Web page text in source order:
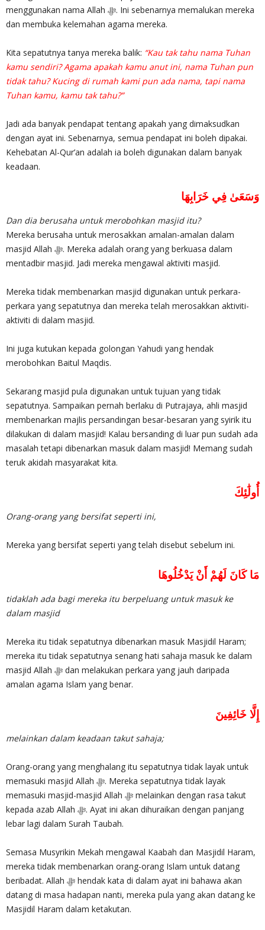
menggunakan nama Allah ‎ﷻ. Ini sebenarnya memalukan mereka
dan membuka kelemahan agama mereka.
Kita sepatutnya tanya mereka balik: “Kau tak tahu nama Tuhan
kamu sendiri? Agama apakah kamu anut ini, nama Tuhan pun
tidak tahu? Kucing di rumah kami pun ada nama, tapi nama
Tuhan kamu, kamu tak tahu?”
Jadi ada banyak pendapat tentang apakah yang dimaksudkan
dengan ayat ini. Sebenarnya, semua pendapat ini boleh dipakai.
Kehebatan Al-Qur’an adalah ia boleh digunakan dalam banyak
keadaan.
وَسَعَىٰ فِي خَرَابِهَا
Dan dia berusaha untuk merobohkan masjid itu?
Mereka berusaha untuk merosakkan amalan-amalan dalam
masjid Allah ‎ﷻ. Mereka adalah orang yang berkuasa dalam
mentadbir masjid. Jadi mereka mengawal aktiviti masjid.
Mereka tidak membenarkan masjid digunakan untuk perkara-
perkara yang sepatutnya dan mereka telah merosakkan aktiviti-
aktiviti di dalam masjid.
Ini juga kutukan kepada golongan Yahudi yang hendak
merobohkan Baitul Maqdis.
Sekarang masjid pula digunakan untuk tujuan yang tidak
sepatutnya. Sampaikan pernah berlaku di Putrajaya, ahli masjid
membenarkan majlis persandingan besar-besaran yang syirik itu
dilakukan di dalam masjid! Kalau bersanding di luar pun sudah ada
masalah tetapi dibenarkan masuk dalam masjid! Memang sudah
teruk akidah masyarakat kita.
أُولَٰئِكَ
Orang-orang yang bersifat seperti ini,
Mereka yang bersifat seperti yang telah disebut sebelum ini.
مَا كَانَ لَهُمْ أَنْ يَدْخُلُوهَا
tidaklah ada bagi mereka itu berpeluang untuk masuk ke
dalam masjid
Mereka itu tidak sepatutnya dibenarkan masuk Masjidil Haram;
mereka itu tidak sepatutnya senang hati sahaja masuk ke dalam
masjid Allah ‎ﷻ dan melakukan perkara yang jauh daripada
amalan agama Islam yang benar.
إِلَّا خَائِفِينَ
melainkan dalam keadaan takut sahaja;
Orang-orang yang menghalang itu sepatutnya tidak layak untuk
memasuki masjid Allah ‎ﷻ. Mereka sepatutnya tidak layak
memasuki masjid-masjid Allah ‎ﷻ melainkan dengan rasa takut
kepada azab Allah ‎ﷻ. Ayat ini akan dihuraikan dengan panjang
lebar lagi dalam Surah Taubah.
Semasa Musyrikin Mekah mengawal Kaabah dan Masjidil Haram,
mereka tidak membenarkan orang-orang Islam untuk datang
beribadat. Allah ‎ﷻ hendak kata di dalam ayat ini bahawa akan
datang di masa hadapan nanti, mereka pula yang akan datang ke
Masjidil Haram dalam ketakutan.